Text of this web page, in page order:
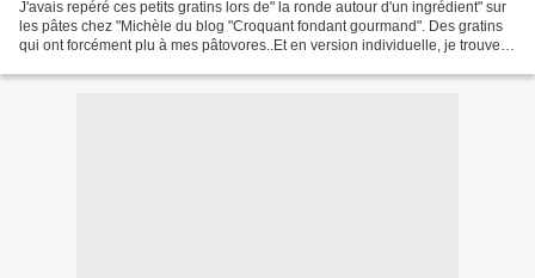
J'avais repéré ces petits gratins lors de" la ronde autour d'un ingrédient" sur
les pâtes chez "Michèle du blog "Croquant fondant gourmand". Des gratins
qui ont forcément plu à mes pâtovores..Et en version individuelle, je trouve